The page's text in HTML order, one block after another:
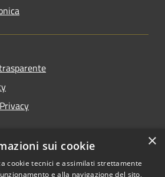
×
sui cookie
cookie tecnici e assimilati strettamente
e alla navigazione del sito,